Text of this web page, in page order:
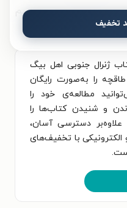
اورنج پلانک. چه اسم
ژنرال جنوبی اهل بیگ
را به‌صورت رایگان
مطالعه‌ی خود را
و شنیدن کتاب‌ها را
دسترسی آسان،
با تخفیف‌های
تخفیف